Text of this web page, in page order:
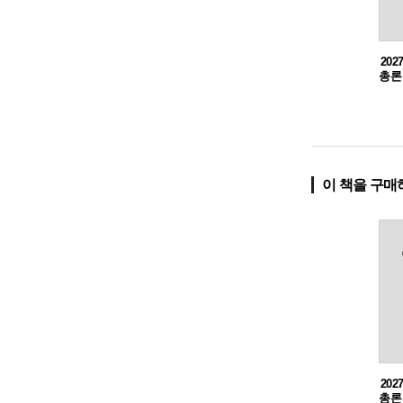
총
이 책을 구매
총